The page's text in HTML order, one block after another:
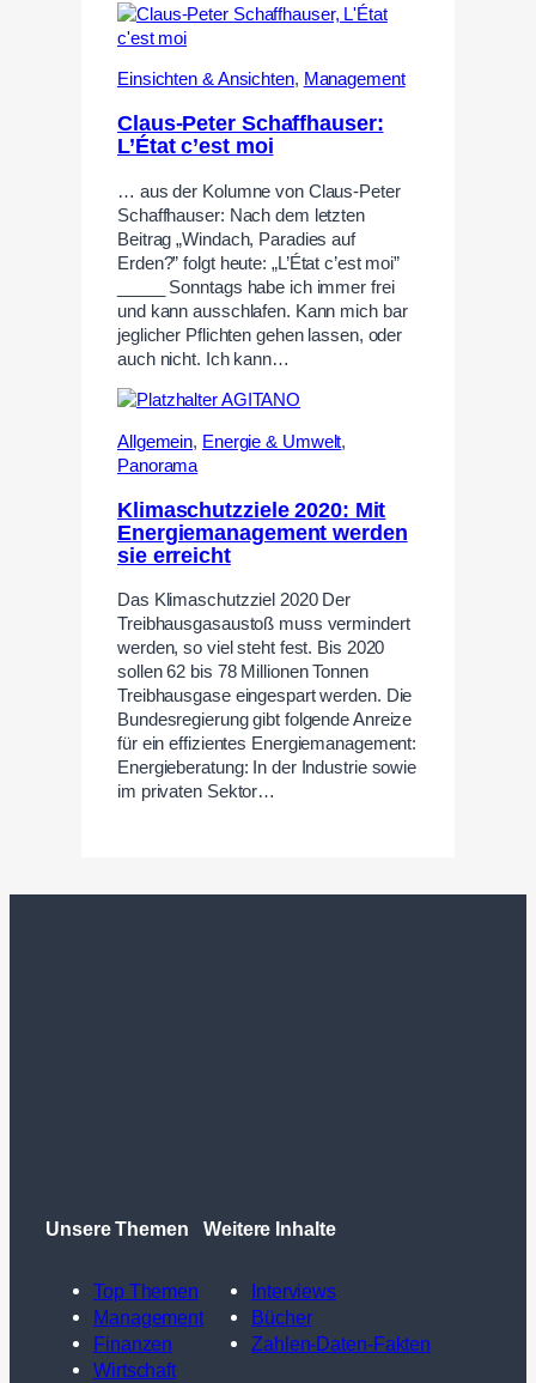
Einsichten & Ansichten, Management
Claus-Peter Schaffhauser:
L’État c’est moi
… aus der Kolumne von Claus-Peter
Schaffhauser: Nach dem letzten
Beitrag „Windach, Paradies auf
Erden?” folgt heute: „L’État c’est moi”
_____ Sonntags habe ich immer frei
und kann ausschlafen. Kann mich bar
jeglicher Pflichten gehen lassen, oder
auch nicht. Ich kann…
Allgemein, Energie & Umwelt,
Panorama
Klimaschutzziele 2020: Mit
Energiemanagement werden
sie erreicht
Das Klimaschutzziel 2020 Der
Treibhausgasaustoß muss vermindert
werden, so viel steht fest. Bis 2020
sollen 62 bis 78 Millionen Tonnen
Treibhausgase eingespart werden. Die
Bundesregierung gibt folgende Anreize
für ein effizientes Energiemanagement:
Energieberatung: In der Industrie sowie
im privaten Sektor…
Unsere Themen
Top Themen
Management
Finanzen
Wirtschaft
Weitere Inhalte
Interviews
Bücher
Zahlen-Daten-Fakten